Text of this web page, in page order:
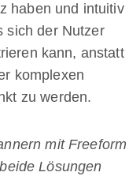
haben und intuitiv
sich der Nutzer
kann, anstatt
komplexen
zu werden.
mit Freeform
Lösungen